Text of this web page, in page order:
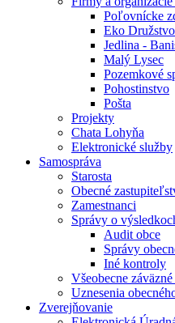
Poľovnícke
Eko
Jedlina -
Malý Lysec
Pozemkové
Pohostinstvo
Pošta
Projekty
Chata Lohyňa
Elektronické služby
Samospráva
Starosta
Obecné
Zamestnanci
Správy o
Audit obce
Správy
Iné kontroly
Všeobecne
Uznesenia
Zverejňovanie